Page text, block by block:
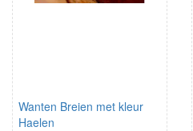
Wanten Breien met kleur
Haelen